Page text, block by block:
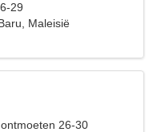
29
Maleisië
26-30